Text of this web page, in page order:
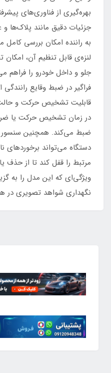
بهره‌گیری از فناوری‌های
جزئیات دقیق مانند پلاک‌ها
به راننده امکان بررسی
لنزه‌ی قابل تنظیم آن،
جلو و داخل خودرو را فراهم
فراگیر در ضبط وقایع رانندگی
قابلیت تشخیص حرکت و حالت
در زمان تشخیص حرکت یا
دستگاه می‌تواند برخوردهای
مرتبط را قفل کند تا از حذف
ویژگی‌ای که این مدل را به
نگهداری شواهد تصویری در